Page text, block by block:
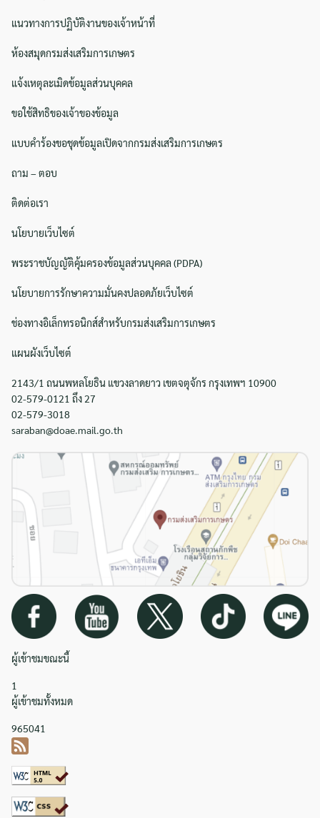
แนวทางการปฏิบัติงานของเจ้าหน้าที่
ห้องสมุดกรมส่งเสริมการเกษตร
แจ้งเหตุละเมิดข้อมูลส่วนบุคคล
ขอใช้สิทธิของเจ้าของข้อมูล
แบบคำร้องขอชุดข้อมูลเปิดจากกรมส่งเสริมการเกษตร
ถาม – ตอบ
ติดต่อเรา
นโยบายเว็บไซต์
พระราชบัญญัติคุ้มครองข้อมูลส่วนบุคคล (PDPA)
นโยบายการรักษาความมั่นคงปลอดภัยเว็บไซต์
ช่องทางอิเล็กทรอนิกส์สำหรับกรมส่งเสริมการเกษตร
แผนผังเว็บไซต์
2143/1 ถนนพหลโยธิน แขวงลาดยาว เขตจตุจักร กรุงเทพฯ 10900
02-579-0121 ถึง 27
02-579-3018
saraban@doae.mail.go.th
ผู้เข้าชมขณะนี้
1
ผู้เข้าชมทั้งหมด
965041